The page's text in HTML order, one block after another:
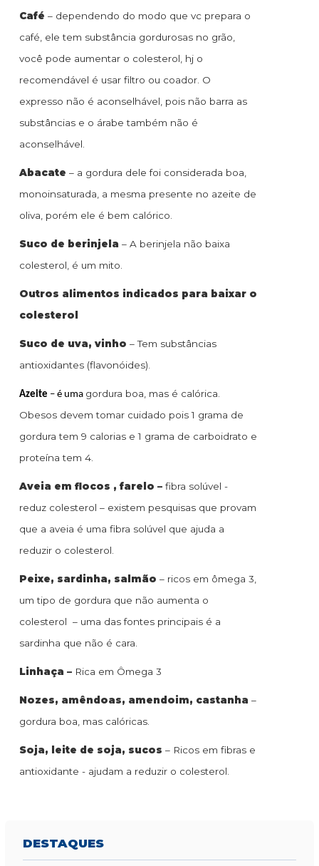
Café – dependendo do modo que vc prepara o
café, ele tem substância gordurosas no grão,
você pode aumentar o colesterol, hj o
recomendável é usar filtro ou coador. O
expresso não é aconselhável, pois não barra as
substâncias e o árabe também não é
aconselhável.
Abacate – a gordura dele foi considerada boa,
monoinsaturada, a mesma presente no azeite de
oliva, porém ele é bem calórico.
Suco de berinjela – A berinjela não baixa
colesterol, é um mito.
Outros alimentos indicados para baixar o
colesterol
Suco de uva, vinho – Tem substâncias
antioxidantes (flavonóides).
Azeite – é uma gordura boa, mas é calórica.
Obesos devem tomar cuidado pois 1 grama de
gordura tem 9 calorias e 1 grama de carboidrato e
proteína tem 4.
Aveia em flocos , farelo – fibra solúvel -
reduz colesterol – existem pesquisas que provam
que a aveia é uma fibra solúvel que ajuda a
reduzir o colesterol.
Peixe, sardinha, salmão – ricos em ômega 3,
um tipo de gordura que não aumenta o
colesterol – uma das fontes principais é a
sardinha que não é cara.
Linhaça – Rica em Ômega 3
Nozes, amêndoas, amendoim, castanha –
gordura boa, mas calóricas.
Soja, leite de soja, sucos – Ricos em fibras e
antioxidante - ajudam a reduzir o colesterol.
DESTAQUES